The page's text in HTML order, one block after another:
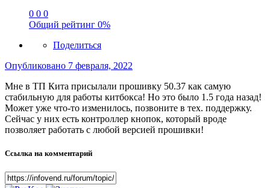
0 0 0
Общий рейтинг 0%
Поделиться
Опубликовано 7 февраля, 2022
Мне в ТП Кита присылали прошивку 50.37 как самую
стабильную для работы китбокса! Но это было 1.5 года назад!
Может уже что-то изменилось, позвоните в тех. поддержку.
Сейчас у них есть контроллер кнопок, который вроде
позволяет работать с любой версией прошивки!
Ссылка на комментарий